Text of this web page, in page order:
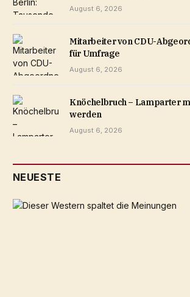
August 6, 2026
Mitarbeiter von CDU-
für Umfrage
August 6, 2026
Knöchelbruch – Lamparter
werden
August 6, 2026
NEUESTE